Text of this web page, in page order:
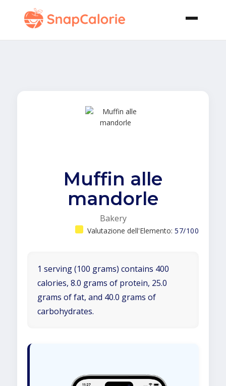
Muffin alle
mandorle
Bakery
Valutazione dell'Elemento: 57/100
1 serving (100 grams) contains 400
calories, 8.0 grams of protein, 25.0
grams of fat, and 40.0 grams of
carbohydrates.